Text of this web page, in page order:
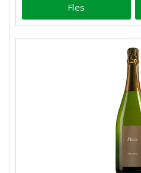
Fles